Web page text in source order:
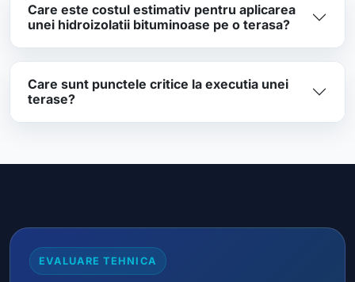
Care este costul estimativ pentru aplicarea
unei hidroizolatii bituminoase pe o terasa?
Care sunt punctele critice la executia unei
terase?
EVALUARE TEHNICA